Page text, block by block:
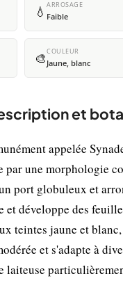
💧 ARROSAGE
Faible
🎨COULEUR
Jaune, blanc
et
appelée
par une morphologie
port globuleux et
développe des
teintes jaune et
et s'adapte à
laiteuse